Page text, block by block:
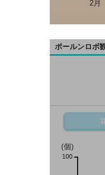
2月
ポールンロボ
(個)
100